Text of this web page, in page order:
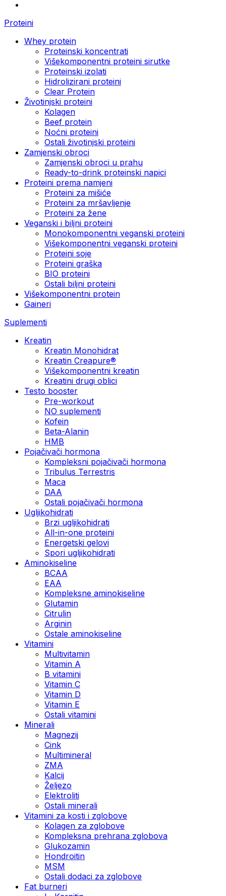
Proteini
Whey protein
Proteinski koncentrati
Višekomponentni proteini sirutke
Proteinski izolati
Hidrolizirani proteini
Clear Protein
Životinjski proteini
Kolagen
Beef protein
Noćni proteini
Ostali životinjski proteini
Zamjenski obroci
Zamjenski obroci u prahu
Ready-to-drink proteinski napici
Proteini prema namjeni
Proteini za mišiće
Proteini za mršavljenje
Proteini za žene
Veganski i biljni proteini
Monokomponentni veganski proteini
Višekomponentni veganski proteini
Proteini soje
Proteini graška
BIO proteini
Ostali biljni proteini
Višekomponentni protein
Gaineri
Suplementi
Kreatin
Kreatin Monohidrat
Kreatin Creapure®
Višekomponentni kreatin
Kreatini drugi oblici
Testo booster
Pre-workout
NO suplementi
Kofein
Beta-Alanin
HMB
Pojačivači hormona
Kompleksni pojačivači hormona
Tribulus Terrestris
Maca
DAA
Ostali pojačivači hormona
Ugljikohidrati
Brzi ugljikohidrati
All-in-one proteini
Energetski gelovi
Spori ugljikohidrati
Aminokiseline
BCAA
EAA
Kompleksne aminokiseline
Glutamin
Citrulin
Arginin
Ostale aminokiseline
Vitamini
Multivitamin
Vitamin A
B vitamini
Vitamin C
Vitamin D
Vitamin E
Ostali vitamini
Minerali
Magnezij
Cink
Multimineral
ZMA
Kalcij
Željezo
Elektroliti
Ostali minerali
Vitamini za kosti i zglobove
Kolagen za zglobove
Kompleksna prehrana zglobova
Glukozamin
Hondroitin
MSM
Ostali dodaci za zglobove
Fat burneri